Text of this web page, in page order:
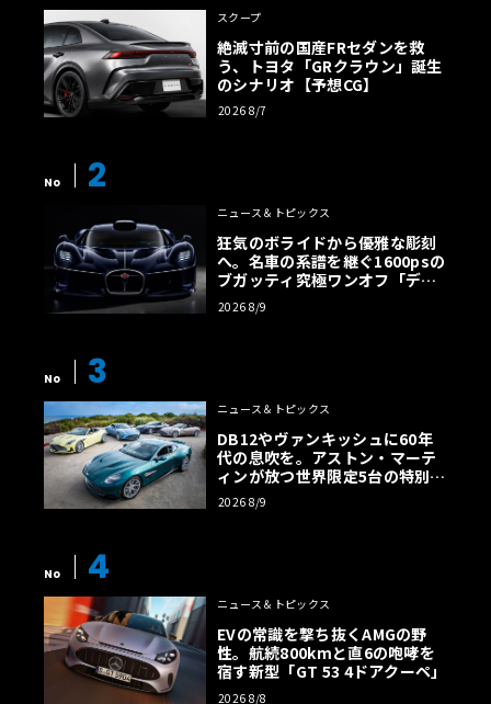
スクープ
絶滅寸前の国産FRセダンを救
う、トヨタ「GRクラウン」誕生
のシナリオ【予想CG】
2026 8/7
No 2
ニュース＆トピックス
狂気のボライドから優雅な彫刻
へ。名車の系譜を継ぐ1600psの
ブガッティ究極ワンオフ「デス
トリエ」
2026 8/9
No 3
ニュース＆トピックス
DB12やヴァンキッシュに60年
代の息吹を。アストン・マーテ
ィンが放つ世界限定5台の特別コ
レクション
2026 8/9
No 4
ニュース＆トピックス
EVの常識を撃ち抜くAMGの野
性。航続800kmと直6の咆哮を
宿す新型「GT 53 4ドアクーペ」
2026 8/8